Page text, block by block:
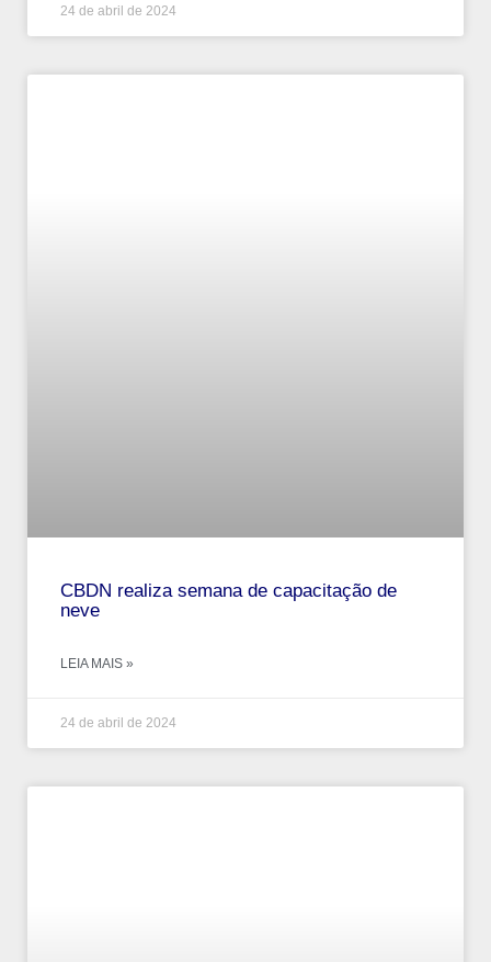
24 de abril de 2024
CBDN realiza semana de capacitação de
neve
LEIA MAIS »
24 de abril de 2024